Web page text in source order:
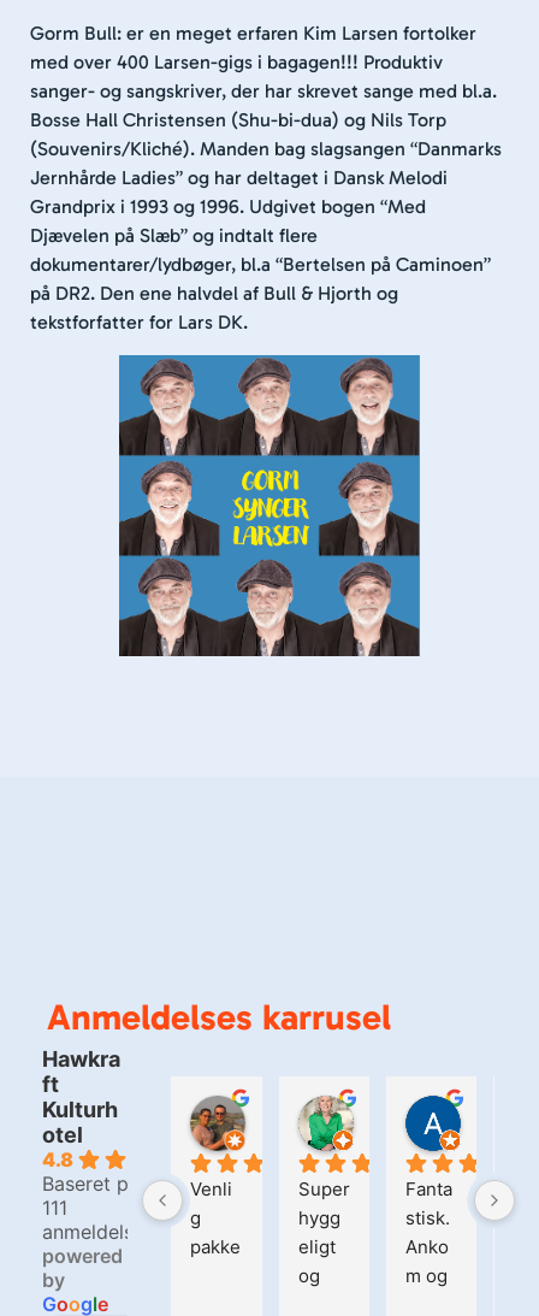
Gorm Bull: er en meget erfaren Kim Larsen fortolker
med over 400 Larsen-gigs i bagagen!!! Produktiv
sanger- og sangskriver, der har skrevet sange med bl.a.
Bosse Hall Christensen (Shu-bi-dua) og Nils Torp
(Souvenirs/Kliché). Manden bag slagsangen “Danmarks
Jernhårde Ladies” og har deltaget i Dansk Melodi
Grandprix i 1993 og 1996. Udgivet bogen “Med
Djævelen på Slæb” og indtalt flere
dokumentarer/lydbøger, bl.a “Bertelsen på Caminoen”
på DR2. Den ene halvdel af Bull & Hjorth og
tekstforfatter for Lars DK.
Anmeldelses karrusel
Hawkra
ft
Kulturh
otel
4.8
Baseret på
111
anmeldelser
powered
by
Google
Bjarne Christensen
1 dag siden
Venli
g
pakke
Kirsten Matzen
5 dage siden
Super
hygg
eligt
og
Alain
2 uger
Fanta
stisk.
Anko
m og